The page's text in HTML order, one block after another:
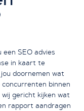
SEO advies
in kaart te
doornemen wat
concurrenten binnen
wij gericht kijken wat
rapport aandragen